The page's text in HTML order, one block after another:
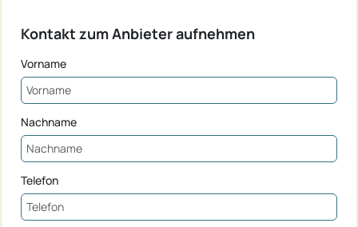
Kontakt zum Anbieter aufnehmen
Vorname
Nachname
Telefon